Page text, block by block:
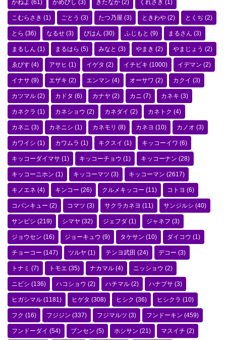
かねよ (61) かめびし (3) きたなか (2) くれさき (1)
こむらさき (1) ごとう (3) たつ乃屋 (3) ときわや (2) とくぢ (2)
とら (36) なるせ (3) びはん (30) ふじもと (9) まるさん (3)
まるしん (1) まるはら (5) みなと (3) やまき (2) やまじょう (2)
ゑびす (4) アサヒ (1) イゲタ (2) イチビキ (1000) イデマン (2)
イナサ (9) エザキ (2) エンマン (4) オーサワ (2) カクイ (3)
カツマル (2) カドタ (6) カナヤ (2) カニ (7) カネキ (3)
カネクラ (1) カネショウ (2) カネダイ (2) カネトク (4)
カネニ (3) カネニシ (1) カネモリ (8) カネヨ (10) カノオ (3)
カワイシ (1) カワムラ (1) キクスイ (1) キッコーイワ (6)
キッコーダイマサ (1) キッコーチョウ (1) キッコーナン (28)
キッコーニホン (1) キッコーマツ (3) キッコーマン (2617)
キノエネ (4) キンコー (26) クルメキッコー (11) コトヨ (6)
コバンキュー (2) コマツ (3) サクラカネヨ (11) サンジルシ (40)
サンビシ (219) シマヤ (32) ジェフダ (1) ジャネフ (3)
ジョウセン (16) ジョーキュウ (9) タケサン (10) ダイコウ (1)
チョーコー (147) ツルヤ (1) テンヨ武田 (24) デコー (3)
トナミ (7) トモエ (35) ナカマル (4) ニッショウ (2)
ニビシ (136) ハコショウ (2) ハチマル (2) ハナブサ (3)
ヒガシマル (1181) ヒゲタ (308) ヒシク (36) ヒシクラ (10)
フク (16) フジジン (337) フジマルツ (3) フンドーキン (459)
フンドーダイ (54) ブンセン (5) ホシサン (21) マスイチ (2)